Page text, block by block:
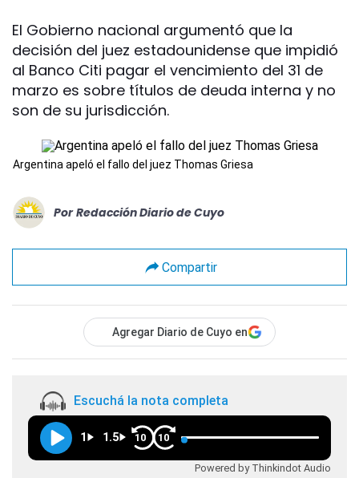
El Gobierno nacional argumentó que la
decisión del juez estadounidense que impidió
al Banco Citi pagar el vencimiento del 31 de
marzo es sobre títulos de deuda interna y no
son de su jurisdicción.
Argentina apeló el fallo del juez Thomas Griesa
Por Redacción Diario de Cuyo
Compartir
Agregar Diario de Cuyo en
Escuchá la nota completa
1 1.5 10 10
Powered by Thinkindot Audio